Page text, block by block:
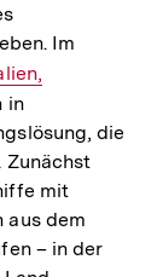
Im
in
die
Zunächst
mit
aus dem
– in der